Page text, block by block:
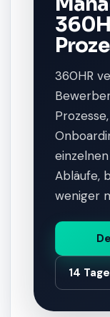
360HR
Abläufe,
weniger
14